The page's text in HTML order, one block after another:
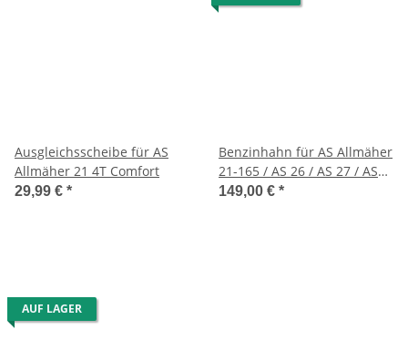
Ausgleichsscheibe für AS
Allmäher 21 4T Comfort
29,99 € *
Benzinhahn für AS Allmäher
21-165 / AS 26 / AS 27 / AS
45 / AS 53/21 AH8
149,00 € *
AUF LAGER